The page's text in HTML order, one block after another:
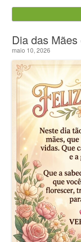
Dia das Mães
maio 10, 2026